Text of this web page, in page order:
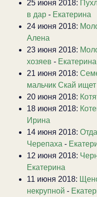
25 июня 2018:
в дар - Екатерина
24 июня 2018:
Алена
23 июня 2018:
хозяев - Екатерина
21 июня 2018:
мальчик Скай
20 июня 2018:
18 июня 2018:
Ирина
14 июня 2018:
Черепаха -
12 июня 2018:
Екатерина
11 июня 2018:
некрупной -